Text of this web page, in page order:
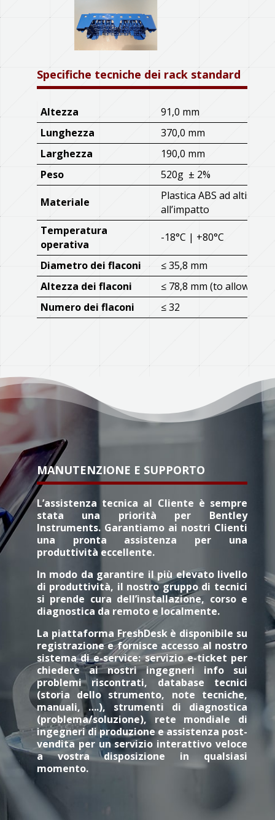
Specifiche tecniche dei rack standard
Altezza
91,0 mm
Lunghezza
370,0 mm
Larghezza
190,0 mm
Peso
520g ± 2%
Materiale
Plastica ABS ad
all’impatto
Temperatura
operativa
-18°C | +80°C
Diametro dei flaconi
≤ 35,8 mm
Altezza dei flaconi
≤ 78,8 mm (to allow
Numero dei flaconi
≤ 32
MANUTENZIONE E SUPPORTO
L’assistenza tecnica al Cliente è sempre
stata una priorità per Bentley
Instruments. Garantiamo ai nostri Clienti
una pronta assistenza per una
produttività eccellente.
In modo da garantire il più elevato livello
di produttività, il nostro gruppo di tecnici
si prende cura dell’installazione, corso e
diagnostica da remoto e localmente.
La piattaforma FreshDesk è disponibile su
registrazione e fornisce accesso al nostro
sistema di e-service: servizio e-ticket per
chiedere ai nostri ingegneri info sui
problemi riscontrati, database tecnici
(storia dello strumento, note tecniche,
manuali, ….), strumenti di diagnostica
(problema/soluzione), rete mondiale di
ingegneri di produzione e assistenza post-
vendita per un servizio interattivo veloce
a vostra disposizione in qualsiasi
momento.